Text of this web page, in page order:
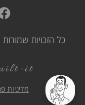
כל הזכויות
it
מדיניות